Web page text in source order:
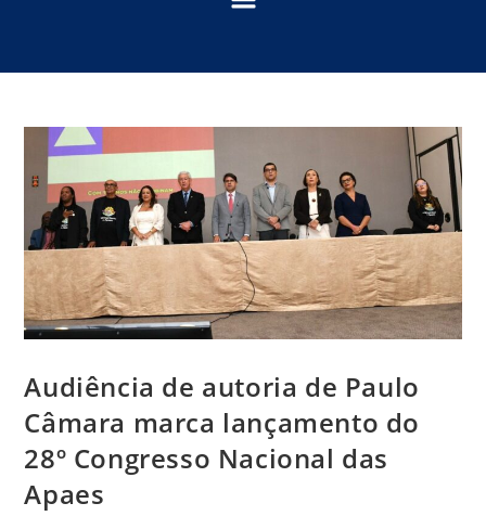
Audiência de autoria de Paulo
Câmara marca lançamento do
28º Congresso Nacional das
Apaes